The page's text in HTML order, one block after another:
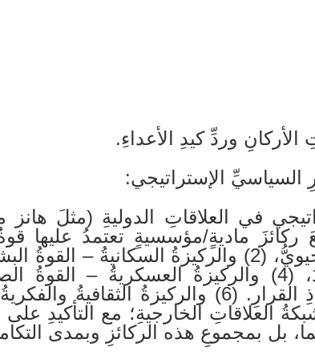
وردِّ كيدِ الأعداءِ.
السياسيِّ الإستراتيجي:
في العلاقاتِ الدوليةِ (مثلَ هانز
ماديةٍ/مؤسسيةٍ تعتمدُ عليها قوةُ
والركيزةُ السياسيةُ – الشرعيةُ والقدرةُ على اتخاذِ القرارِ. (6) والركيزةُ
– شبكةُ العلاقاتِ الخارجيةِ؛ مع التأكيدِ
بل بمجموعِ هذه الركائزِ وبمدى